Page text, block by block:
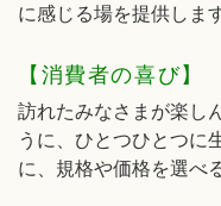
に感じる場を提供します
【消費者の喜び】
訪れたみなさまが楽し
うに、ひとつひとつに
に、規格や価格を選べ